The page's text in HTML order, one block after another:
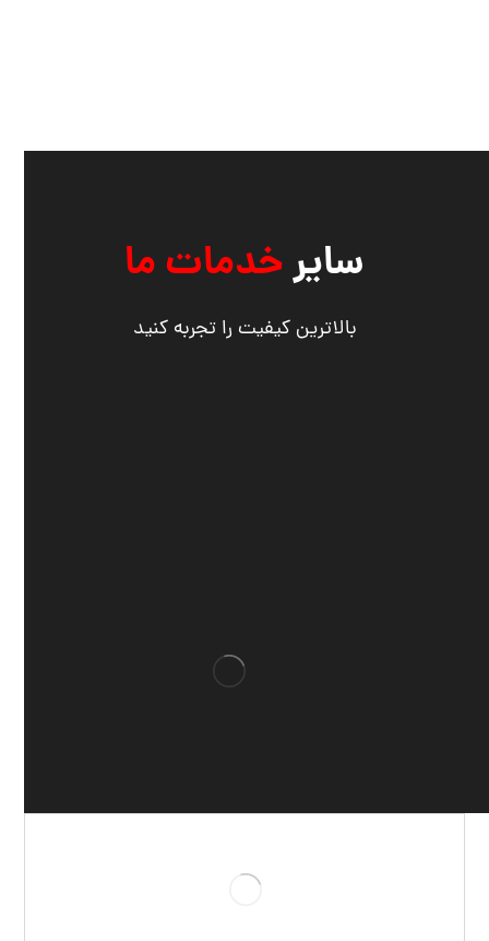
سایرخدمات ما
بالاترین کیفیت را تجربه کنید